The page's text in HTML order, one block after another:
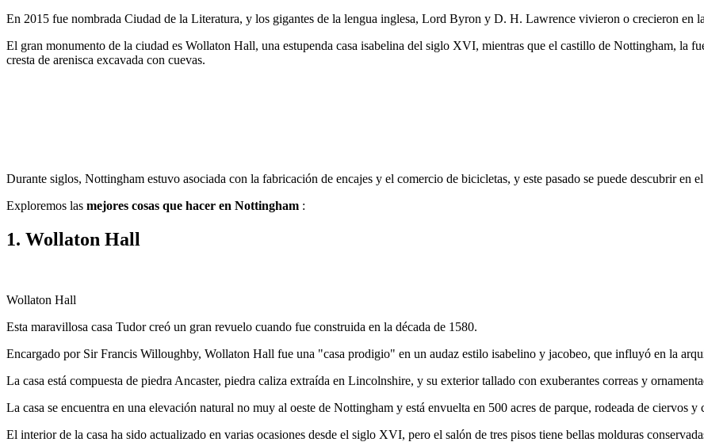
En 2015 fue nombrada Ciudad de la Literatura, y los gigantes de la lengua inglesa, Lord Byron y D. H. Lawrence vivieron o crecieron en
El gran monumento de la ciudad es Wollaton Hall, una estupenda casa isabelina del siglo XVI, mientras que el castillo de Nottingham, la
cresta de arenisca excavada con cuevas.
Durante siglos, Nottingham estuvo asociada con la fabricación de encajes y el comercio de bicicletas, y este pasado se puede descubrir en
Exploremos las mejores cosas que hacer en Nottingham :
1. Wollaton Hall
Wollaton Hall
Esta maravillosa casa Tudor creó un gran revuelo cuando fue construida en la década de 1580.
Encargado por Sir Francis Willoughby, Wollaton Hall fue una "casa prodigio" en un audaz estilo isabelino y jacobeo, que influyó en la
La casa está compuesta de piedra Ancaster, piedra caliza extraída en Lincolnshire, y su exterior tallado con exuberantes correas y
La casa se encuentra en una elevación natural no muy al oeste de Nottingham y está envuelta en 500 acres de parque, rodeada de ciervos
El interior de la casa ha sido actualizado en varias ocasiones desde el siglo XVI, pero el salón de tres pisos tiene bellas molduras